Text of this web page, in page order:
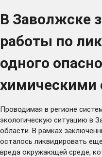
В Заволжске
работы по
одного
химическими
Проводимая в регионе
экологическую ситуацию в
области. В рамках
осталось ликвидировать
вреда окружающей среде,